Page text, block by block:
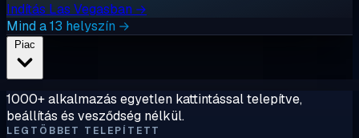
Indítás Las Vegasban →
Mind a 13 helyszín →
1000+ alkalmazás egyetlen kattintással telepítve,
beállítás és vesződség nélkül.
LEGTÖBBET TELEPÍTETT